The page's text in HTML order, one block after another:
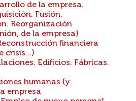
de la empresa.
Fusión.
Reorganización
de la empresa)
financiera
crisis...)
Edificios. Fábricas.
humanas (y
empresa